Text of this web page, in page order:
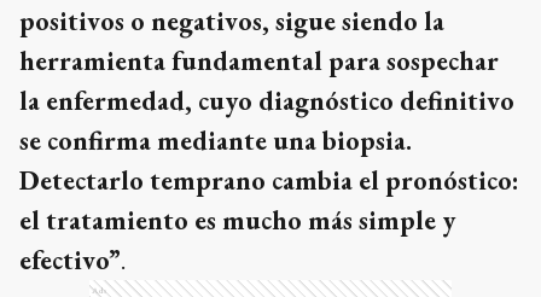
positivos o negativos, sigue siendo la
herramienta fundamental para sospechar
la enfermedad, cuyo diagnóstico definitivo
se confirma mediante una biopsia.
Detectarlo temprano cambia el pronóstico:
el tratamiento es mucho más simple y
efectivo”.
Ads